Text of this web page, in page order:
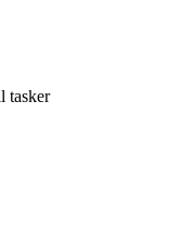
tasker